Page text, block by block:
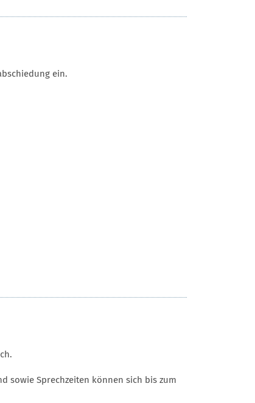
ein.
sowie Sprechzeiten können sich bis zum